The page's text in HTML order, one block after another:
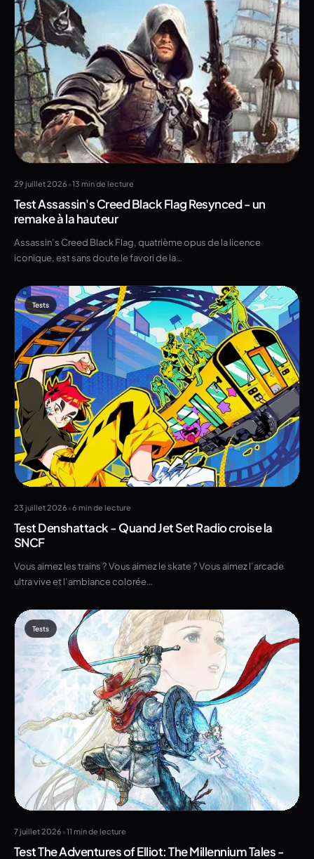
29 juillet 2026 •13 min de lecture
Test Assassin's Creed Black Flag Resynced - un
remake à la hauteur
Assassin’s Creed Black Flag, quatrième opus de la licence
iconique, est sans doute le favori de la…
Tests
23 juillet 2026 •6 min de lecture
Test Denshattack - Quand Jet Set Radio croise la
SNCF
Vous aimez les trains ? Vous aimez le skate ? Vous aimez l’arcade
ultra vive et l’ambiance colorée…
Tests
7 juillet 2026 •11 min de lecture
Test The Adventures of Elliot: The Millennium Tales -